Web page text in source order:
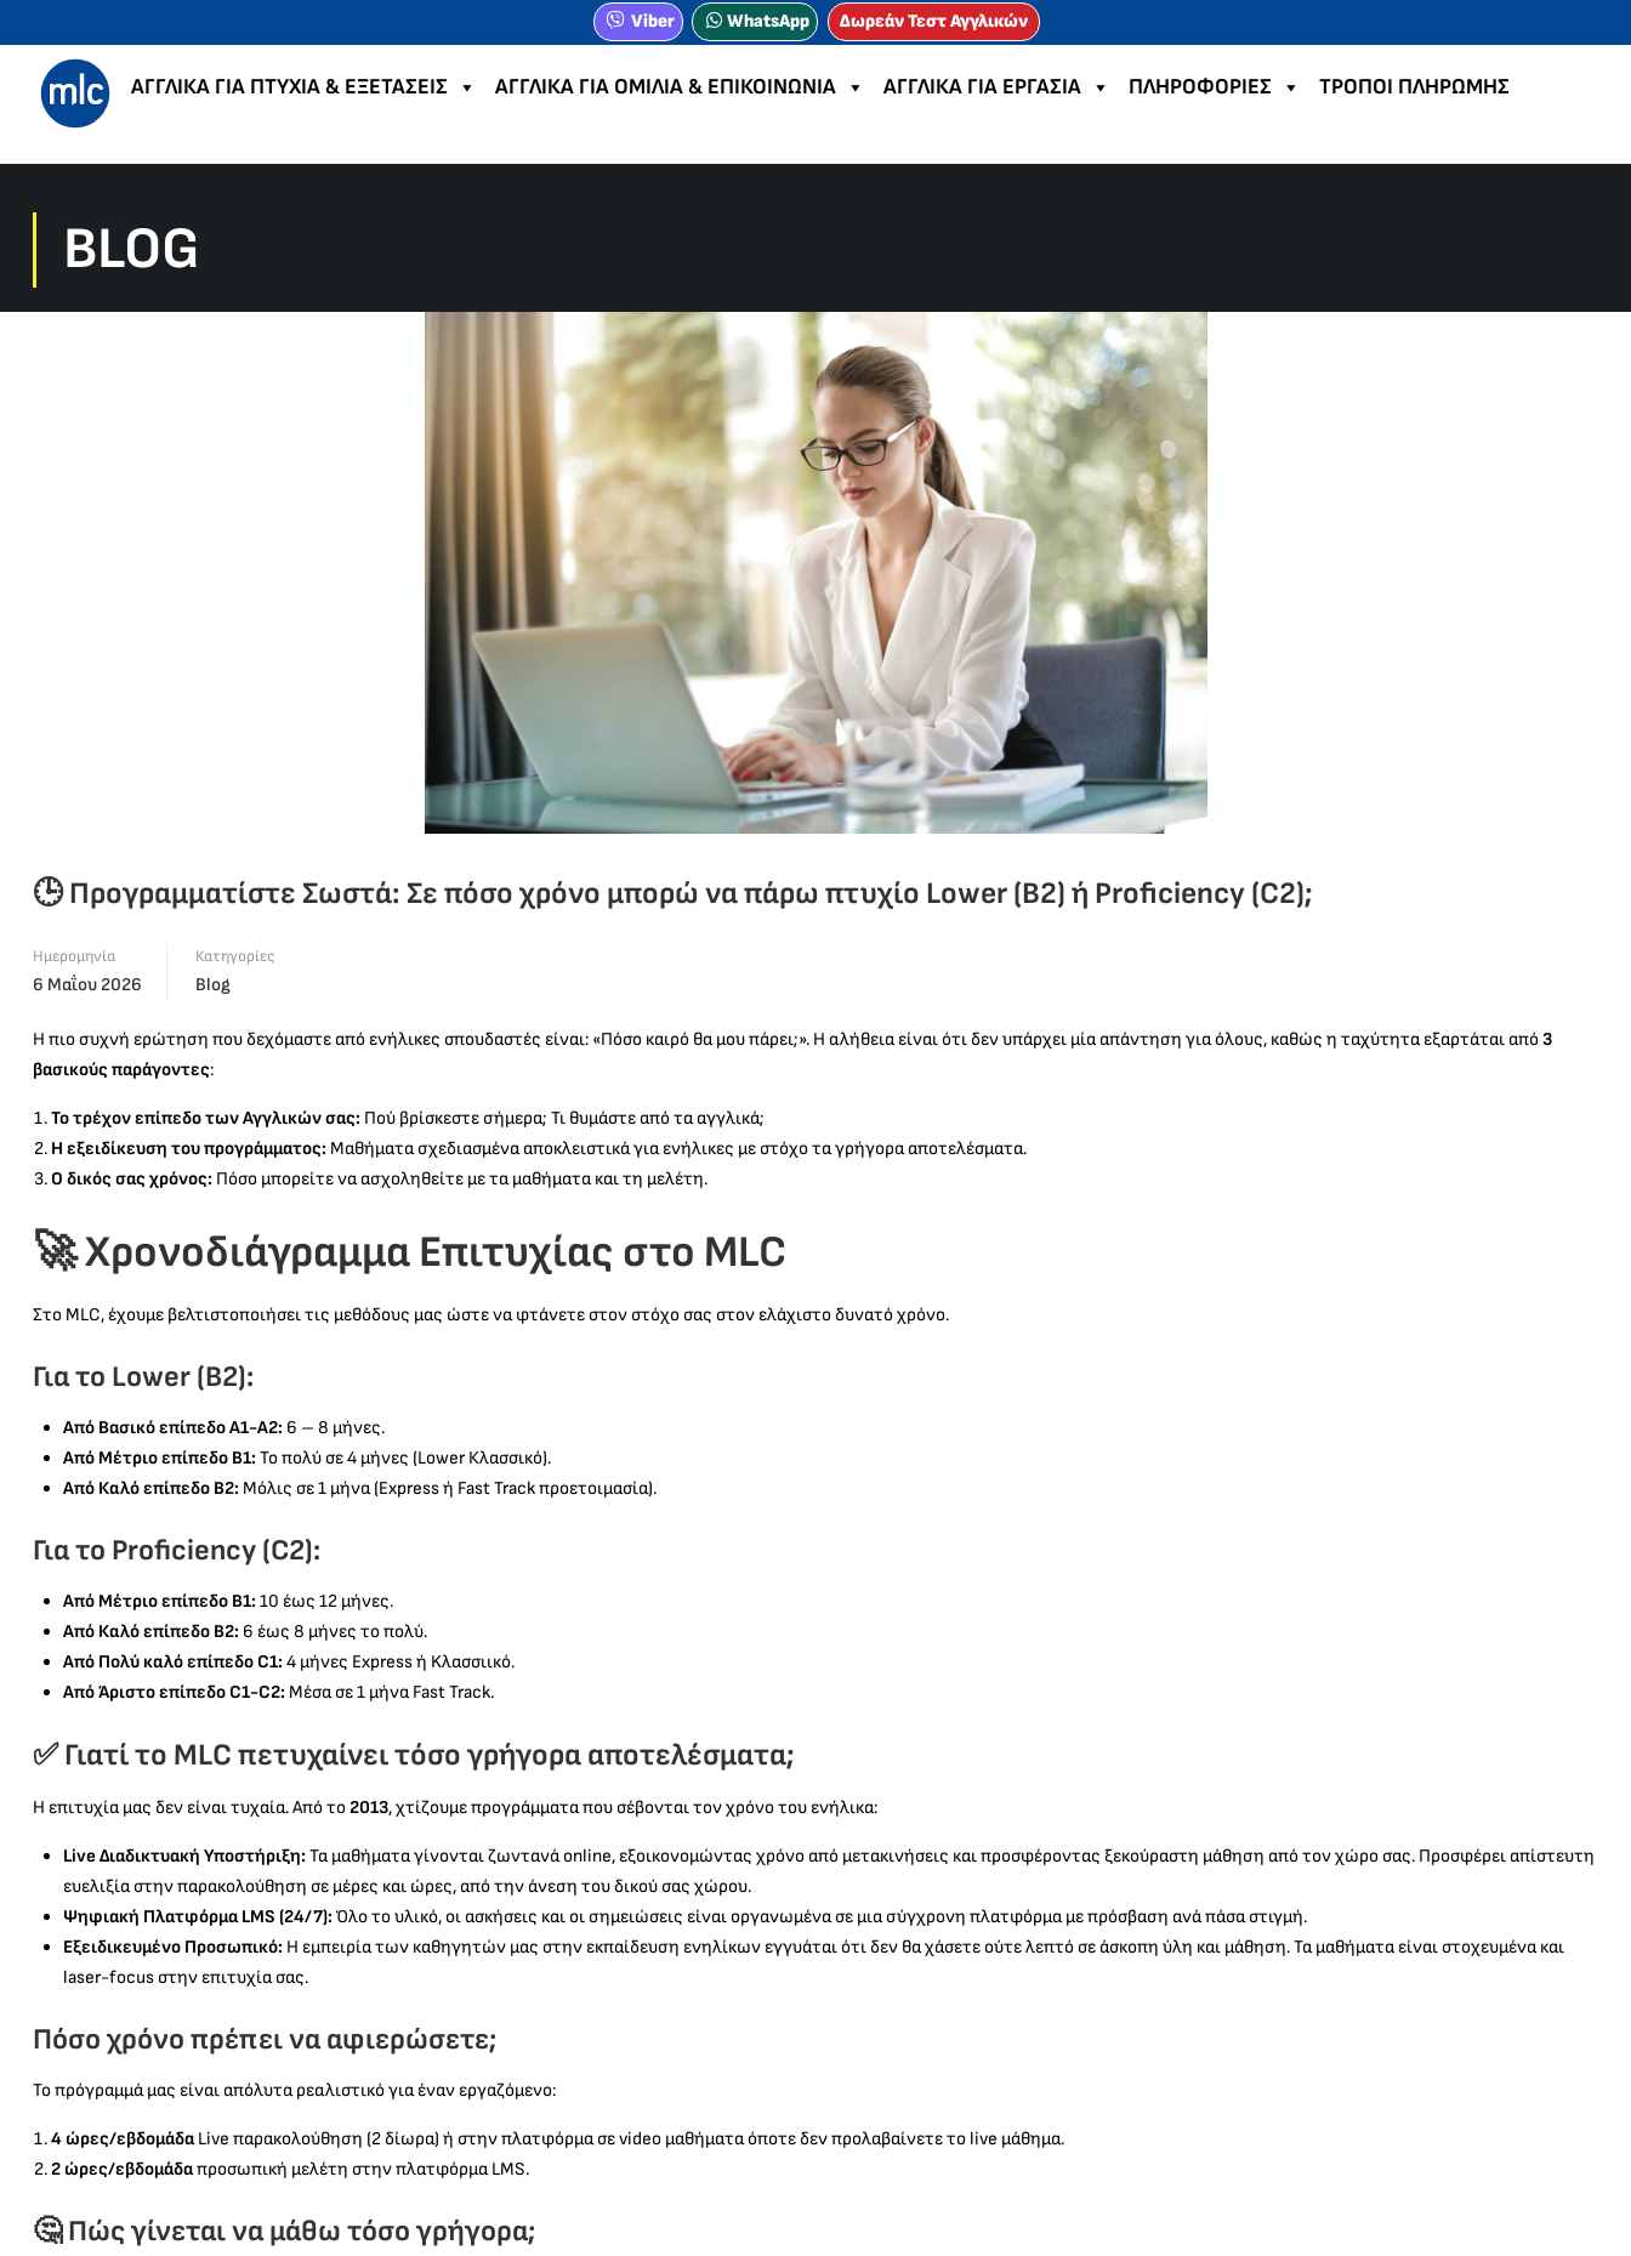
Viber WhatsApp Δωρεάν Τεστ Αγγλικών
ΑΓΓΛΙΚΑ ΓΙΑ ΠΤΥΧΙΑ & ΕΞΕΤΑΣΕΙΣ ΑΓΓΛΙΚΑ ΓΙΑ ΟΜΙΛΙΑ & ΕΠΙΚΟΙΝΩΝΙΑ ΑΓΓΛΙΚΑ ΓΙΑ ΕΡΓΑΣΙΑ ΠΛΗΡΟΦΟΡΙΕΣ TΡΟΠΟΙ ΠΛΗΡΩΜΗΣ
BLOG
🕒 Προγραμματίστε Σωστά: Σε πόσο χρόνο μπορώ να πάρω πτυχίο Lower (B2) ή Proficiency (C2);
Ημερομηνία
6 Μαΐου 2026
Κατηγορίες
Blog
Η πιο συχνή ερώτηση που δεχόμαστε από ενήλικες σπουδαστές είναι: «Πόσο καιρό θα μου πάρει;». Η αλήθεια είναι ότι δεν υπάρχει μία απάντηση για όλους, καθώς η ταχύτητα εξαρτάται από3
βασικούς παράγοντες:
Το τρέχον επίπεδο των Αγγλικών σας: Πού βρίσκεστε σήμερα; Τι θυμάστε από τα αγγλικά;
Η εξειδίκευση του προγράμματος: Μαθήματα σχεδιασμένα αποκλειστικά για ενήλικες με στόχο τα γρήγορα αποτελέσματα.
Ο δικός σας χρόνος: Πόσο μπορείτε να ασχοληθείτε με τα μαθήματα και τη μελέτη.
🚀 Χρονοδιάγραμμα Επιτυχίας στο MLC
Στο MLC, έχουμε βελτιστοποιήσει τις μεθόδους μας ώστε να φτάνετε στον στόχο σας στον ελάχιστο δυνατό χρόνο.
Για το Lower (B2):
Από Βασικό επίπεδο Α1-Α2: 6 – 8 μήνες.
Από Μέτριο επίπεδο Β1: Το πολύ σε 4 μήνες (Lower Κλασσικό).
Από Καλό επίπεδο Β2: Μόλις σε 1 μήνα (Express ή Fast Track προετοιμασία).
Για το Proficiency (C2):
Από Μέτριο επίπεδο Β1: 10 έως 12 μήνες.
Από Καλό επίπεδο Β2: 6 έως 8 μήνες το πολύ.
Από Πολύ καλό επίπεδο C1: 4 μήνες Express ή Kλασσιικό.
Από Άριστο επίπεδο C1-C2: Μέσα σε 1 μήνα Fast Track.
✅ Γιατί το MLC πετυχαίνει τόσο γρήγορα αποτελέσματα;
Η επιτυχία μας δεν είναι τυχαία. Από το2013, χτίζουμε προγράμματα που σέβονται τον χρόνο του ενήλικα:
Live Διαδικτυακή Υποστήριξη: Τα μαθήματα γίνονται ζωντανά online, εξοικονομώντας χρόνο από μετακινήσεις και προσφέροντας ξεκούραστη μάθηση από τον χώρο σας. Προσφέρει απίστευτη
ευελιξία στην παρακολούθηση σε μέρες και ώρες, από την άνεση του δικού σας χώρου.
Ψηφιακή Πλατφόρμα LMS (24/7): Όλο το υλικό, οι ασκήσεις και οι σημειώσεις είναι οργανωμένα σε μια σύγχρονη πλατφόρμα με πρόσβαση ανά πάσα στιγμή.
Εξειδικευμένο Προσωπικό: Η εμπειρία των καθηγητών μας στην εκπαίδευση ενηλίκων εγγυάται ότι δεν θα χάσετε ούτε λεπτό σε άσκοπη ύλη και μάθηση. Τα μαθήματα είναι στοχευμένα και
laser-focus στην επιτυχία σας.
Πόσο χρόνο πρέπει να αφιερώσετε;
Το πρόγραμμά μας είναι απόλυτα ρεαλιστικό για έναν εργαζόμενο:
4 ώρες/εβδομάδαLive παρακολούθηση (2 δίωρα) ή στην πλατφόρμα σε video μαθήματα όποτε δεν προλαβαίνετε το live μάθημα.
2 ώρες/εβδομάδαπροσωπική μελέτη στην πλατφόρμα LMS.
🤔 Πώς γίνεται να μάθω τόσο γρήγορα;